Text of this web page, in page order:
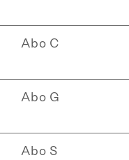
Abo C
Abo G
Abo S